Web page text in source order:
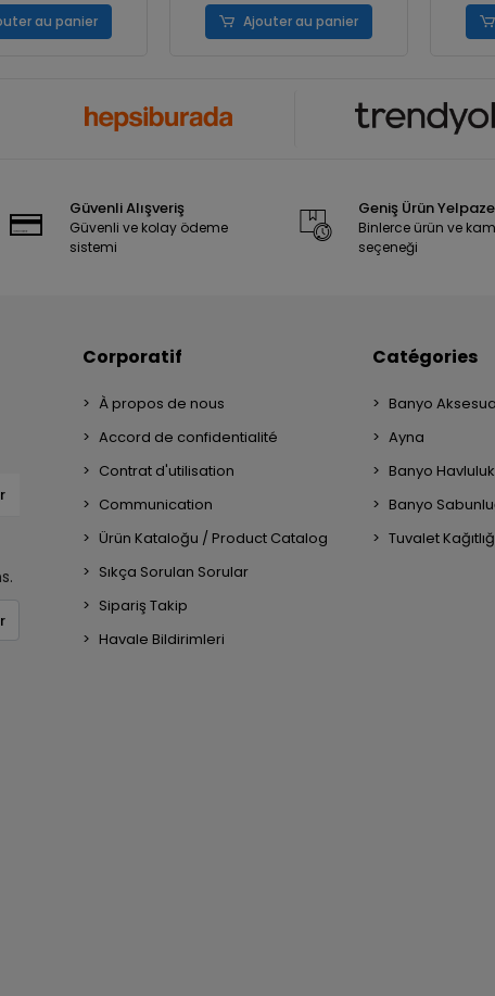
au panier Ajouter au panier
Güvenli Alışveriş
Güvenli ve kolay ödeme
sistemi
Geniş Ürün
Binlerce ürün ve
seçeneği
Corporatif
À propos de nous
Accord de confidentialité
Contrat d'utilisation
Communication
Ürün Kataloğu / Product Catalog
Sıkça Sorulan Sorular
Sipariş Takip
Havale Bildirimleri
Catégories
Banyo
Ayna
Banyo Havluluk
Banyo
Tuvalet